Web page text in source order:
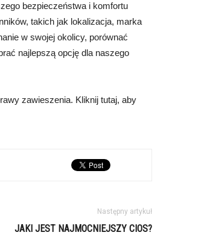
bezpieczeństwa i komfortu
takich jak lokalizacja, marka
w swojej okolicy, porównać
najlepszą opcję dla naszego
zawieszenia. Kliknij tutaj, aby
Następny artykuł
JAKI JEST NAJMOCNIEJSZY CIOS?